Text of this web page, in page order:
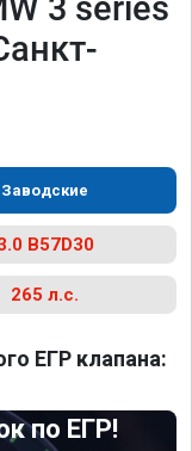
3 series
Заводские
B57D30
265 л.с.
ЕГР клапана:
по ЕГР!